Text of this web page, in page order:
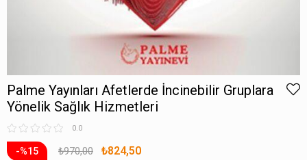
Palme Yayınları Afetlerde İncinebilir Gruplara
Yönelik Sağlık Hizmetleri
0.0
15 ₺970,00 ₺824,50